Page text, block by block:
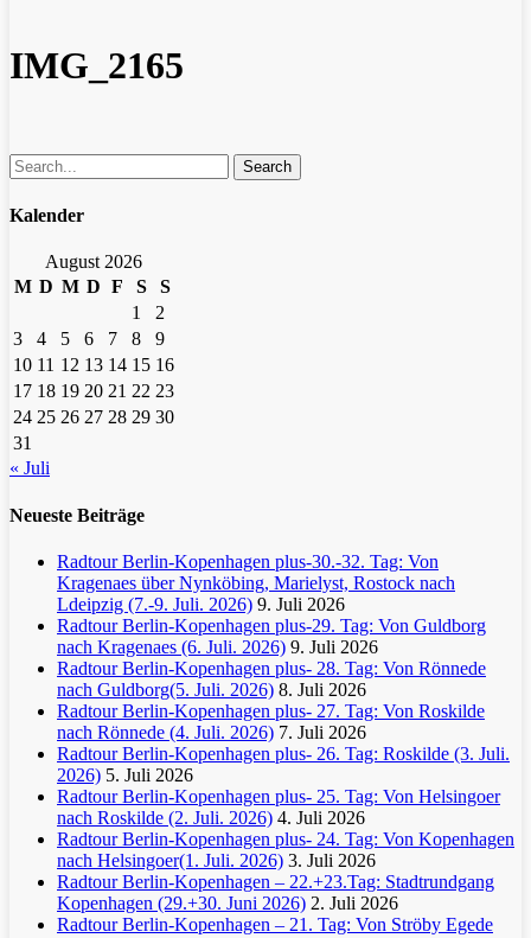
IMG_2165
Search
Kalender
August 2026
M D M D F S
S
1
2
3
4 5 6 7 8
9
10 11 12 13 14 15 16
17 18 19 20 21 22 23
24 25 26 27 28 29 30
31
« Juli
Neueste Beiträge
Radtour Berlin-Kopenhagen plus-30.-32. Tag: Von
Kragenaes über Nynköbing, Marielyst, Rostock nach
Ldeipzig (7.-9. Juli. 2026) 9. Juli 2026
Radtour Berlin-Kopenhagen plus-29. Tag: Von Guldborg
nach Kragenaes (6. Juli. 2026) 9. Juli 2026
Radtour Berlin-Kopenhagen plus- 28. Tag: Von Rönnede
nach Guldborg(5. Juli. 2026) 8. Juli 2026
Radtour Berlin-Kopenhagen plus- 27. Tag: Von Roskilde
nach Rönnede (4. Juli. 2026) 7. Juli 2026
Radtour Berlin-Kopenhagen plus- 26. Tag: Roskilde (3. Juli.
2026) 5. Juli 2026
Radtour Berlin-Kopenhagen plus- 25. Tag: Von Helsingoer
nach Roskilde (2. Juli. 2026) 4. Juli 2026
Radtour Berlin-Kopenhagen plus- 24. Tag: Von Kopenhagen
nach Helsingoer(1. Juli. 2026) 3. Juli 2026
Radtour Berlin-Kopenhagen – 22.+23.Tag: Stadtrundgang
Kopenhagen (29.+30. Juni 2026) 2. Juli 2026
Radtour Berlin-Kopenhagen – 21. Tag: Von Ströby Egede